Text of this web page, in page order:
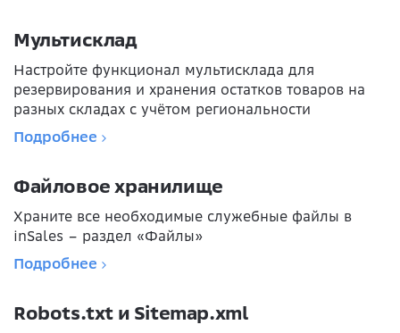
Мультисклад
Настройте функционал мультисклада для
резервирования и хранения остатков товаров на
разных складах с учётом региональности
Подробнее
Файловое хранилище
Храните все необходимые служебные файлы в
inSales – раздел «Файлы»
Подробнее
Robots.txt и Sitemap.xml